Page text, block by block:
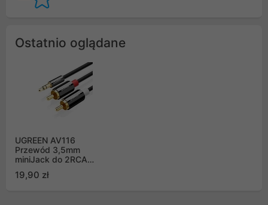
Ostatnio oglądane
UGREEN AV116
Przewód 3,5mm
miniJack do 2RCA
(chinch) 2m - czarny
(10584B)
19,90 zł